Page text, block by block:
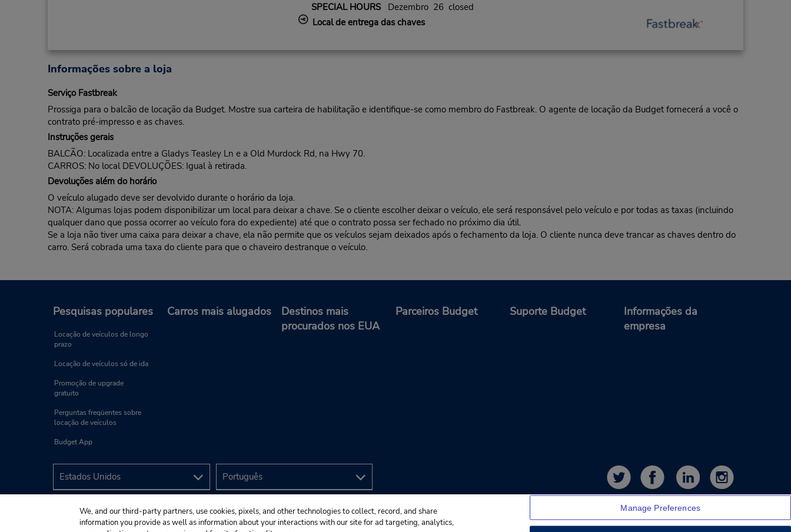
SPECIAL HOURSDezembro 26 closed
Local de entrega das chaves
Informações sobre a loja
Serviço Fastbreak
Prossiga para o balcão de locação da Budget. Mostre sua carteira de habilitação e identifique-se como membro do Fastbreak. O agente de locação da Budget fornecerá a você o
contrato pré-impresso e as chaves.
Instruções gerais
BALCÃO: Localizada entre a Gladys Teasley Ln e a Old Murdock Rd, na Hwy 70.
CARROS: No local DEVOLUÇÕES: Igual à retirada.
Devoluções além do horário
O veículo alugado deve ser devolvido durante o horário da loja.
NOTA: Algumas lojas podem disponibilizar um local para deixar a chave. Se o cliente escolher deixar o veículo, ele será responsável pelo veículo e por todas as taxas (incluindo
qualquer dano que possa ocorrer ao veículo fora do expediente) até que o contrato possa ser fechado no próximo dia útil.
Se a loja não tiver uma caixa para deixar a chave, ela não permite que os veículos sejam deixados após o fechamento da loja. O cliente nunca deve trancar as chaves dentro do
carro. Será cobrada uma taxa do cliente para que o chaveiro destranque o veículo.
Pesquisas populares
Locação de veículos de longo
prazo
Locação de veículos só de ida
Promoção de upgrade
gratuito
Perguntas freqüentes sobre
locação de veículos
Budget App
Carros mais alugados
Destinos mais
procurados nos EUA
Parceiros Budget Suporte Budget
Informações da
empresa
We, and our third-party partners, use cookies, pixels, and other technologies to collect, record, and share
information you provide as well as information about your interactions with our site for ad targeting, analytics,
Manage Preferences